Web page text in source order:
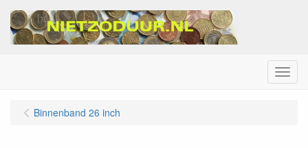
Menu
Binnenband 26 inch